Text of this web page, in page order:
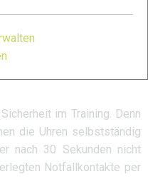
Höhenmessung.
Uhr einen PPG-Sensor,
am Handgelenk misst.
auch
im Training. Denn
die Uhren selbstständig
nach 30 Sekunden nicht
Notfallkontakte per